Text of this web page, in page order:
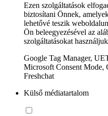
Ezen szolgáltatások
biztosítani Önnek,
lehetővé teszik
Ön beleegyezésével az
szolgáltatásokat
Google Tag Manager,
Microsoft Consent Mode,
Freshchat
Külső médiatartalom